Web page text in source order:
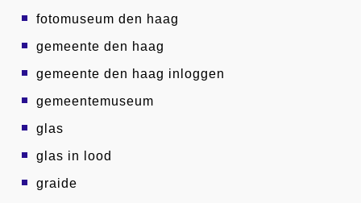
fotomuseum den haag
gemeente den haag
gemeente den haag inloggen
gemeentemuseum
glas
glas in lood
graide